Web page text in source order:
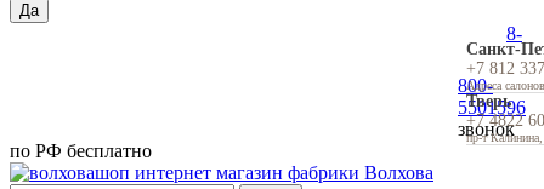
Да
Санкт-
+7 812
Адреса
Тверь
+7 4822
пр-т
8-
800-
5501596
звонок
по РФ бесплатно